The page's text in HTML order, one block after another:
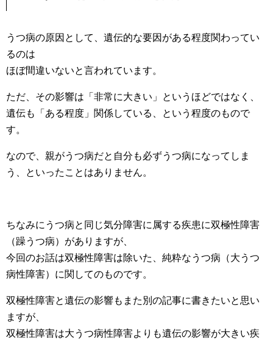
うつ病の原因として、遺伝的な要因がある程度関わってい
るのは
ほぼ間違いないと言われています。
ただ、その影響は「非常に大きい」というほどではなく、
遺伝も「ある程度」関係している、という程度のもので
す。
なので、親がうつ病だと自分も必ずうつ病になってしま
う、といったことはありません。
ちなみにうつ病と同じ気分障害に属する疾患に双極性障害
（躁うつ病）がありますが、
今回のお話は双極性障害は除いた、純粋なうつ病（大うつ
病性障害）に関してのものです。
双極性障害と遺伝の影響もまた別の記事に書きたいと思い
ますが、
双極性障害は大うつ病性障害よりも遺伝の影響が大きい疾